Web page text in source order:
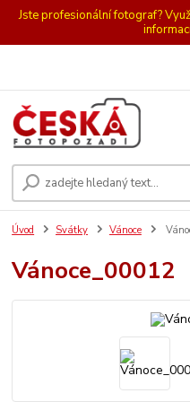
Jste profesionální fotograf?
Úvod Svátky Vánoce
Vánoce_00012